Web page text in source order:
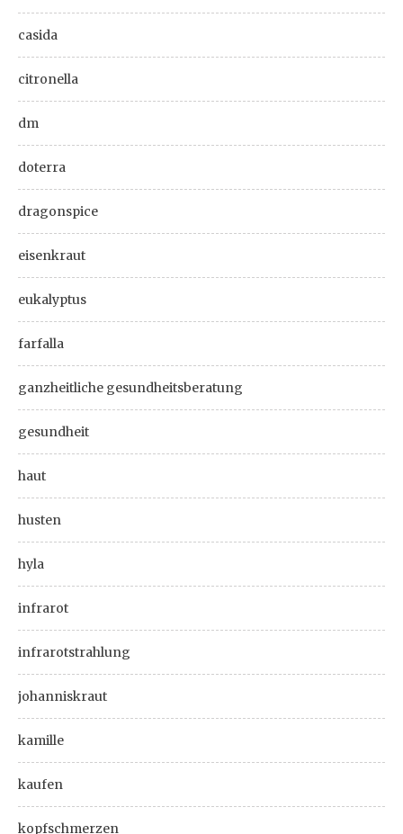
casida
citronella
dm
doterra
dragonspice
eisenkraut
eukalyptus
farfalla
ganzheitliche gesundheitsberatung
gesundheit
haut
husten
hyla
infrarot
infrarotstrahlung
johanniskraut
kamille
kaufen
kopfschmerzen